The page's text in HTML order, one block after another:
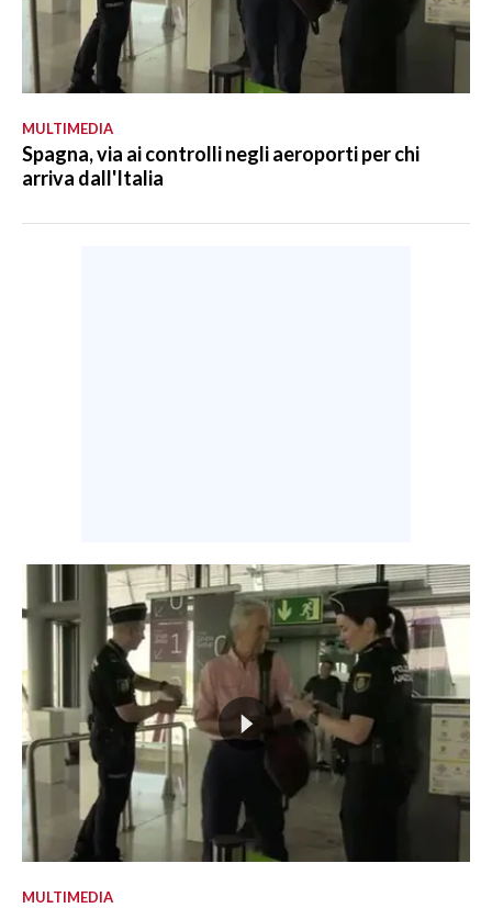
MULTIMEDIA
Spagna, via ai controlli negli aeroporti per chi
arriva dall'Italia
MULTIMEDIA